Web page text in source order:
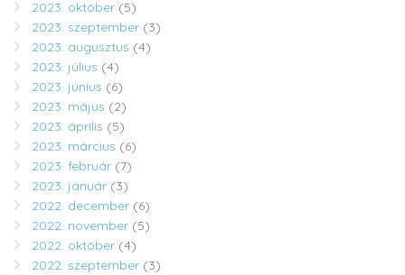
2023. október (5)
2023. szeptember (3)
2023. augusztus (4)
2023. július (4)
2023. június (6)
2023. május (2)
2023. április (5)
2023. március (6)
2023. február (7)
2023. január (3)
2022. december (6)
2022. november (5)
2022. október (4)
2022. szeptember (3)